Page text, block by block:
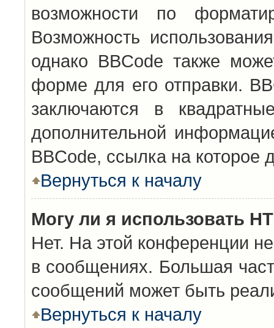
возможности по
Возможность
однако BBCode также
форме для его отправки.
заключаются в
дополнительной
BBCode, ссылка на
Вернуться к началу
Могу ли я использовать
Нет. На этой конференции
в сообщениях. Большая
сообщений может быть
Вернуться к началу